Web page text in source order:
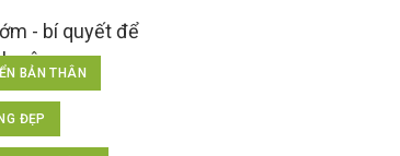
BẢN THÂN
ĐẸP